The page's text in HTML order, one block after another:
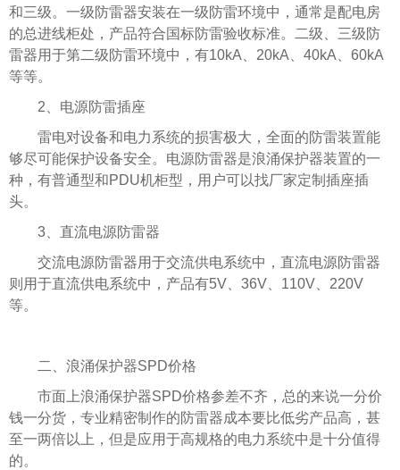
和三级。一级防雷器安装在一级防雷环境中，通常是配电房
的总进线柜处，产品符合国标防雷验收标准。二级、三级防
雷器用于第二级防雷环境中，有10kA、20kA、40kA、60kA
等等。
2、电源防雷插座
雷电对设备和电力系统的损害极大，全面的防雷装置能
够尽可能保护设备安全。电源防雷器是浪涌保护器装置的一
种，有普通型和PDU机柜型，用户可以找厂家定制插座插
头。
3、直流电源防雷器
交流电源防雷器用于交流供电系统中，直流电源防雷器
则用于直流供电系统中，产品有5V、36V、110V、220V
等。
二、浪涌保护器SPD价格
市面上浪涌保护器SPD价格参差不齐，总的来说一分价
钱一分货，专业精密制作的防雷器成本要比低劣产品高，甚
至一两倍以上，但是应用于高规格的电力系统中是十分值得
的。